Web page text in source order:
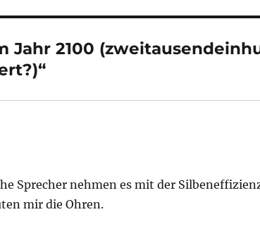
Jahr 2100
Sprecher nehmen es mit der
mir die Ohren.